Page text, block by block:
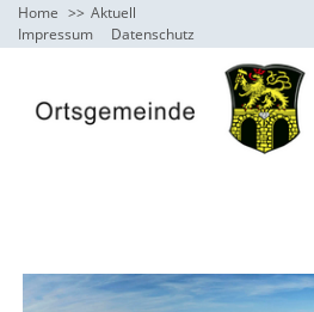
Home
Aktuell
Impressum
Datenschutz